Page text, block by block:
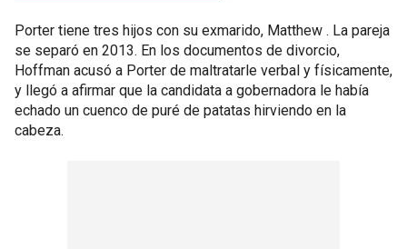
Porter tiene tres hijos con su exmarido, Matthew . La pareja
se separó en 2013. En los documentos de divorcio,
Hoffman acusó a Porter de maltratarle verbal y físicamente,
y llegó a afirmar que la candidata a gobernadora le había
echado un cuenco de puré de patatas hirviendo en la
cabeza.